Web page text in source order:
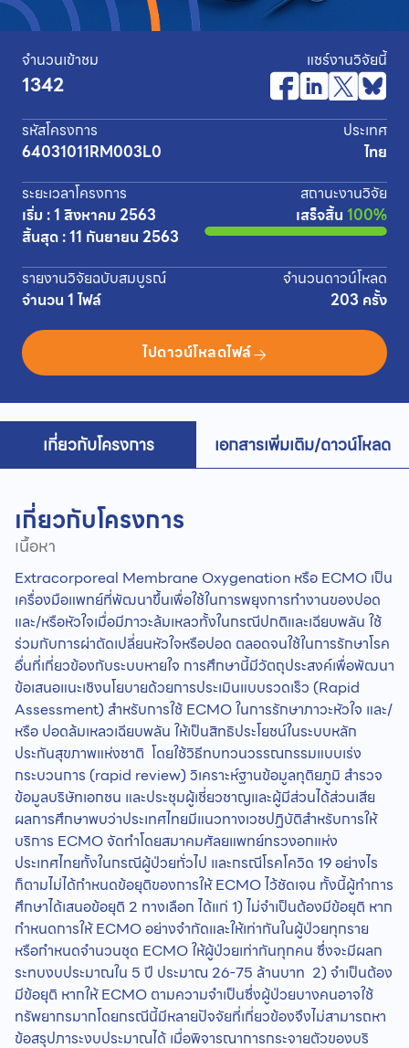
จำนวนเข้าชม
1342
แชร์งานวิจัยนี้
รหัสโครงการ
64031011RM003L0
ประเทศ
ไทย
ระยะเวลาโครงการ
เริ่ม : 1 สิงหาคม 2563
สิ้นสุด : 11 กันยายน 2563
สถานะงานวิจัย
เสร็จสิ้น 100%
รายงานวิจัยฉบับสมบูรณ์
จำนวน 1 ไฟล์
จำนวนดาวน์โหลด
203 ครั้ง
ไปดาวน์โหลดไฟล์
เกี่ยวกับโครงการ เอกสารเพิ่มเติม/ดาวน์โหลด
เกี่ยวกับโครงการ
เนื้อหา
Extracorporeal Membrane Oxygenation หรือ ECMO เป็น
เครื่องมือแพทย์ที่พัฒนาขึ้นเพื่อใช้ในการพยุงการทำงานของปอด
และ/หรือหัวใจเมื่อมีภาวะล้มเหลวทั้งในกรณีปกติและเฉียบพลัน ใช้
ร่วมกับการผ่าตัดเปลี่ยนหัวใจหรือปอด ตลอดจนใช้ในการรักษาโรค
อื่นที่เกี่ยวข้องกับระบบหายใจ การศึกษานี้มีวัตถุประสงค์เพื่อพัฒนา
ข้อเสนอแนะเชิงนโยบายด้วยการประเมินแบบรวดเร็ว (Rapid
Assessment) สำหรับการใช้ ECMO ในการรักษาภาวะหัวใจ และ/
หรือ ปอดล้มเหลวเฉียบพลัน ให้เป็นสิทธิประโยชน์ในระบบหลัก
ประกันสุขภาพแห่งชาติ โดยใช้วิธีทบทวนวรรณกรรมแบบเร่ง
กระบวนการ (rapid review) วิเคราะห์ฐานข้อมูลทุติยภูมิ สำรวจ
ข้อมูลบริษัทเอกชน และประชุมผู้เชี่ยวชาญและผู้มีส่วนได้ส่วนเสีย
ผลการศึกษาพบว่าประเทศไทยมีแนวทางเวชปฏิบัติสำหรับการให้
บริการ ECMO จัดทำโดยสมาคมศัลยแพทย์ทรวงอกแห่ง
ประเทศไทยทั้งในกรณีผู้ป่วยทั่วไป และกรณีโรคโควิด 19 อย่างไร
ก็ตามไม่ได้กำหนดข้อยุติของการให้ ECMO ไว้ชัดเจน ทั้งนี้ผู้ทำการ
ศึกษาได้เสนอข้อยุติ 2 ทางเลือก ได้แก่ 1) ไม่จำเป็นต้องมีข้อยุติ หาก
กำหนดการให้ ECMO อย่างจำกัดและให้เท่ากันในผู้ป่วยทุกราย
หรือกำหนดจำนวนชุด ECMO ให้ผู้ป่วยเท่ากันทุกคน ซึ่งจะมีผลก
ระทบงบประมาณใน 5 ปี ประมาณ 26-75 ล้านบาท 2) จำเป็นต้อง
มีข้อยุติ หากให้ ECMO ตามความจำเป็นซึ่งผู้ป่วยบางคนอาจใช้
ทรัพยากรมากโดยกรณีนี้มีหลายปัจจัยที่เกี่ยวข้องจึงไม่สามารถหา
ข้อสรุปภาระงบประมาณได้ เมื่อพิจารณาการกระจายตัวของบริ